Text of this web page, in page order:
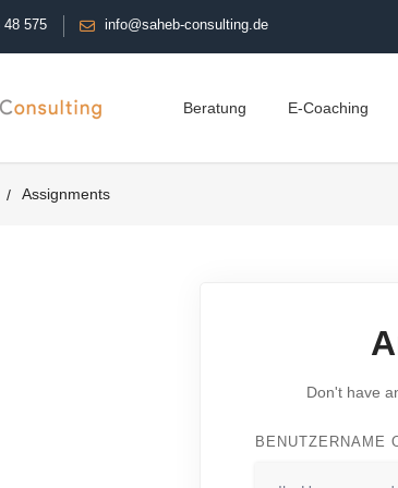
48 575 info@saheb-consulting.de
Beratung E-Coaching
Assignments
Don't have
BENUTZERNAME